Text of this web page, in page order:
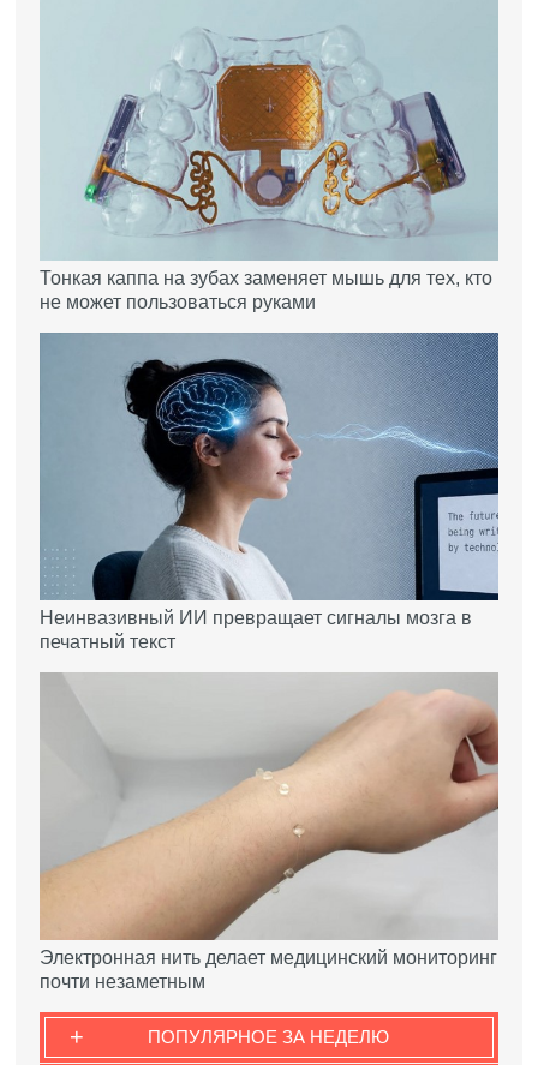
Тонкая каппа на зубах заменяет мышь для тех, кто
не может пользоваться руками
Неинвазивный ИИ превращает сигналы мозга в
печатный текст
Электронная нить делает медицинский мониторинг
почти незаметным
ПОПУЛЯРНОЕ ЗА НЕДЕЛЮ
+